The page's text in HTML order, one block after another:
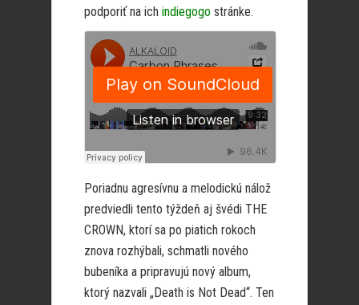
podporiť na ich indiegogo stránke.
Poriadnu agresívnu a melodickú nálož
predviedli tento týždeň aj švédi THE
CROWN, ktorí sa po piatich rokoch
znova rozhýbali, schmatli nového
bubeníka a pripravujú nový album,
ktorý nazvali „Death is Not Dead“. Ten